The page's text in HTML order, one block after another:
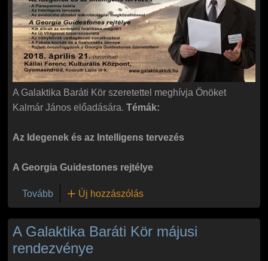
A Galaktika Baráti Kör szeretettel meghívja Önöket
Kalmár János előadására. Témák:
Az Idegenek és az Intelligens tervezés
A Georgia Guidestones rejtélye
Tovább(A Galaktika baráti kör vendége lesz Kalmár
Új hozzászólás
A Galaktika Baráti Kör májusi
rendezvénye